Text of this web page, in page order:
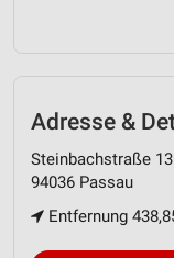
Adresse &
Steinbachstraße 13
94036 Passau
Entfernung